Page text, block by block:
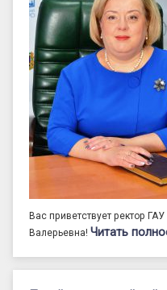
Вас приветствует ректор
Валерьевна! Читать